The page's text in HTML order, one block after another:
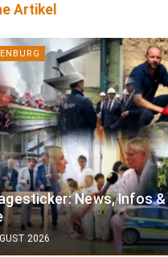
Artikel
News, Infos
2026